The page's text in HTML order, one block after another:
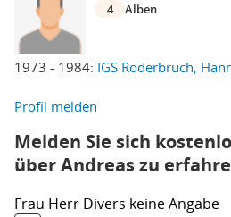
1973 - 1984: IGS Roderbruch,
4
Alben
Profil melden
Melden Sie sich
über Andreas zu
Frau Herr Divers keine Angabe